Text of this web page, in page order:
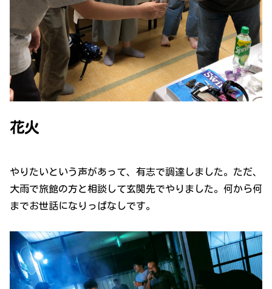
花火
やりたいという声があって、有志で調達しました。ただ、
大雨で旅館の方と相談して玄関先でやりました。何から何
までお世話になりっぱなしです。